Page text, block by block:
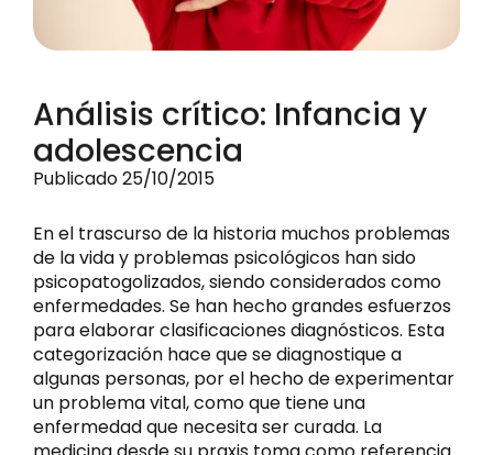
Análisis crítico: Infancia y
adolescencia
Publicado 25/10/2015
En el trascurso de la historia muchos problemas
de la vida y problemas psicológicos han sido
psicopatogolizados, siendo considerados como
enfermedades. Se han hecho grandes esfuerzos
para elaborar clasificaciones diagnósticos. Esta
categorización hace que se diagnostique a
algunas personas, por el hecho de experimentar
un problema vital, como que tiene una
enfermedad que necesita ser curada. La